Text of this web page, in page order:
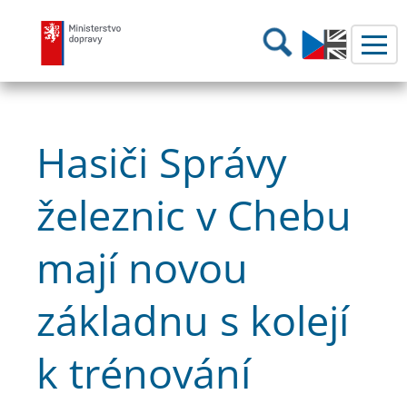
Ministerstvo dopravy Hledání
Hasiči Správy
železnic v Chebu
mají novou
základnu s kolejí
k trénování